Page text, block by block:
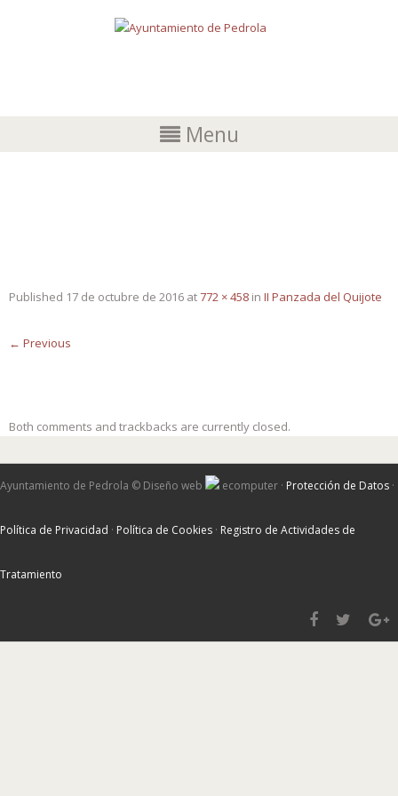
Menu
Published 17 de octubre de 2016 at772 × 458 in II Panzada del Quijote
← Previous
Both comments and trackbacks are currently closed.
Ayuntamiento de Pedrola © Diseño web ecomputer · Protección de Datos ·
Política de Privacidad · Política de Cookies · Registro de Actividades de
Tratamiento